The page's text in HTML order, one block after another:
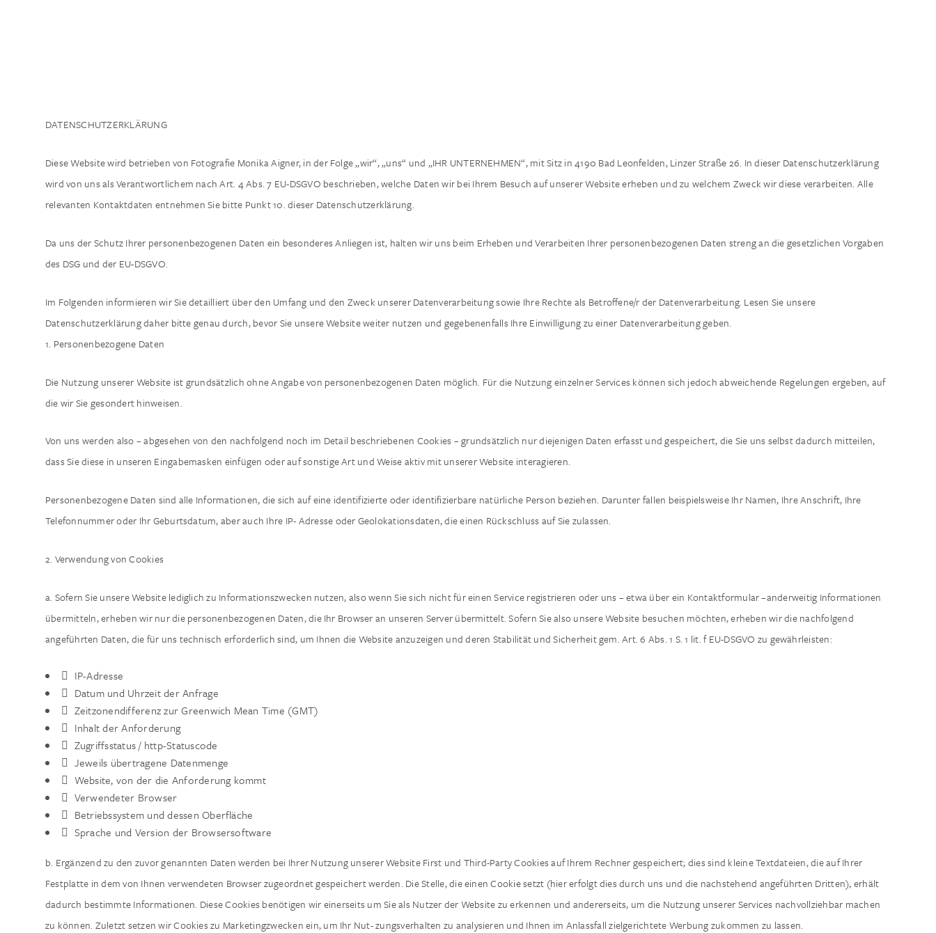
DATENSCHUTZERKLÄRUNG
Diese Website wird betrieben von Fotografie Monika Aigner, in der Folge „wir“, „uns“ und „IHR UNTERNEHMEN“, mit Sitz in 4190 Bad Leonfelden, Linzer Straße 26. In dieser Datenschutzerklärung
wird von uns als Verantwortlichem nach Art. 4 Abs. 7 EU-DSGVO beschrieben, welche Daten wir bei Ihrem Besuch auf unserer Website erheben und zu welchem Zweck wir diese verarbeiten. Alle
relevanten Kontaktdaten entnehmen Sie bitte Punkt 10. dieser Datenschutzerklärung.
Da uns der Schutz Ihrer personenbezogenen Daten ein besonderes Anliegen ist, halten wir uns beim Erheben und Verarbeiten Ihrer personenbezogenen Daten streng an die gesetzlichen Vorgaben
des DSG und der EU-DSGVO.
Im Folgenden informieren wir Sie detailliert über den Umfang und den Zweck unserer Datenverarbeitung sowie Ihre Rechte als Betroffene/r der Datenverarbeitung. Lesen Sie unsere
Datenschutzerklärung daher bitte genau durch, bevor Sie unsere Website weiter nutzen und gegebenenfalls Ihre Einwilligung zu einer Datenverarbeitung geben.
1. Personenbezogene Daten
Die Nutzung unserer Website ist grundsätzlich ohne Angabe von personenbezogenen Daten möglich. Für die Nutzung einzelner Services können sich jedoch abweichende Regelungen ergeben, auf
die wir Sie gesondert hinweisen.
Von uns werden also – abgesehen von den nachfolgend noch im Detail beschriebenen Cookies – grundsätzlich nur diejenigen Daten erfasst und gespeichert, die Sie uns selbst dadurch mitteilen,
dass Sie diese in unseren Eingabemasken einfügen oder auf sonstige Art und Weise aktiv mit unserer Website interagieren.
Personenbezogene Daten sind alle Informationen, die sich auf eine identifizierte oder identifizierbare natürliche Person beziehen. Darunter fallen beispielsweise Ihr Namen, Ihre Anschrift, Ihre
Telefonnummer oder Ihr Geburtsdatum, aber auch Ihre IP- Adresse oder Geolokationsdaten, die einen Rückschluss auf Sie zulassen.
2. Verwendung von Cookies
a. Sofern Sie unsere Website lediglich zu Informationszwecken nutzen, also wenn Sie sich nicht für einen Service registrieren oder uns – etwa über ein Kontaktformular –anderweitig Informationen
übermitteln, erheben wir nur die personenbezogenen Daten, die Ihr Browser an unseren Server übermittelt. Sofern Sie also unsere Website besuchen möchten, erheben wir die nachfolgend
angeführten Daten, die für uns technisch erforderlich sind, um Ihnen die Website anzuzeigen und deren Stabilität und Sicherheit gem. Art. 6 Abs. 1 S. 1 lit. f EU-DSGVO zu gewährleisten:
 IP-Adresse
 Datum und Uhrzeit der Anfrage
 Zeitzonendifferenz zur Greenwich Mean Time (GMT)
 Inhalt der Anforderung
 Zugriffsstatus / http-Statuscode
 Jeweils übertragene Datenmenge
 Website, von der die Anforderung kommt
 Verwendeter Browser
 Betriebssystem und dessen Oberfläche
 Sprache und Version der Browsersoftware
b. Ergänzend zu den zuvor genannten Daten werden bei Ihrer Nutzung unserer Website First und Third-Party Cookies auf Ihrem Rechner gespeichert; dies sind kleine Textdateien, die auf Ihrer
Festplatte in dem von Ihnen verwendeten Browser zugeordnet gespeichert werden. Die Stelle, die einen Cookie setzt (hier erfolgt dies durch uns und die nachstehend angeführten Dritten), erhält
dadurch bestimmte Informationen. Diese Cookies benötigen wir einerseits um Sie als Nutzer der Website zu erkennen und andererseits, um die Nutzung unserer Services nachvollziehbar machen
zu können. Zuletzt setzen wir Cookies zu Marketingzwecken ein, um Ihr Nut- zungsverhalten zu analysieren und Ihnen im Anlassfall zielgerichtete Werbung zukommen zu lassen.